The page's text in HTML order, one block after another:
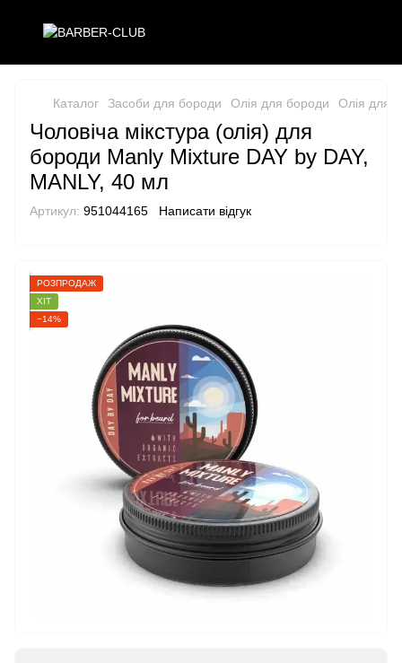
Каталог Засоби для бороди Олія для бороди Олія для
Чоловіча мікстура (олія) для
бороди Manly Mixture DAY by DAY,
MANLY, 40 мл
Артикул: 951044165 Написати відгук
РОЗПРОДАЖ
ХІТ
−14%